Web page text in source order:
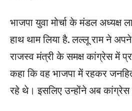
भाजपा युवा मोर्चा के मंडल अध्यक्ष
हाथ थाम लिया है. लल्लू राम ने
राजस्व मंत्री के समक्ष कांग्रेस में
कहा कि वह भाजपा में रहकर
रहे थे। इसलिए उन्होंने अब कांग्रेस